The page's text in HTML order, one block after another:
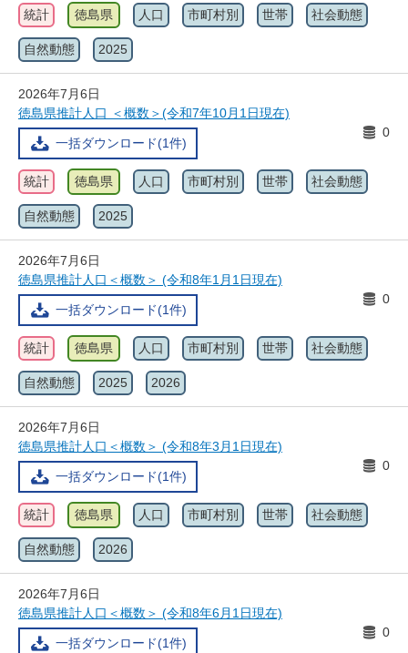
統計 徳島県 人口 市町村別 世帯 社会動態
自然動態 2025
2026年7月6日
徳島県推計人口 ＜概数＞(令和7年10月1日現在)
一括ダウンロード(1件)
0
統計 徳島県 人口 市町村別 世帯 社会動態
自然動態 2025
2026年7月6日
徳島県推計人口＜概数＞ (令和8年1月1日現在)
一括ダウンロード(1件)
0
統計 徳島県 人口 市町村別 世帯 社会動態
自然動態 2025 2026
2026年7月6日
徳島県推計人口＜概数＞ (令和8年3月1日現在)
一括ダウンロード(1件)
0
統計 徳島県 人口 市町村別 世帯 社会動態
自然動態 2026
2026年7月6日
徳島県推計人口＜概数＞ (令和8年6月1日現在)
一括ダウンロード(1件)
0